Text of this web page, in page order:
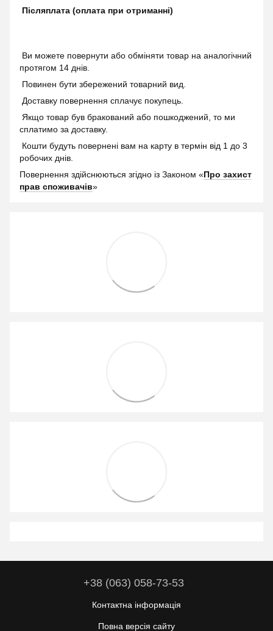
Післяплата (оплата при отриманні)
Ви можете повернути або обміняти товар на аналогічний
протягом 14 днів.
Повинен бути збережений товарний вид.
Доставку повернення сплачує покупець.
Якщо товар був бракований або пошкоджений, то ми
сплатимо за доставку.
Кошти будуть повернені вам на карту в термін від 1 до 3
робочих днів.
Повернення здійснюються згідно із Законом «Про захист
прав споживачів»
+38 (063) 058-73-53
Контактна інформація
Повна версія сайту